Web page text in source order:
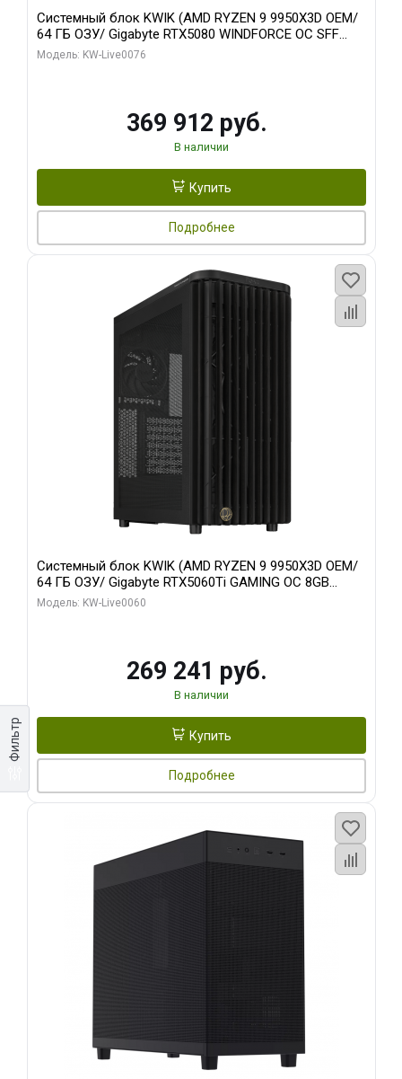
Фильтр
Системный блок KWIK (AMD RYZEN 9 9950X3D OEM/
64 ГБ ОЗУ/ Gigabyte RTX5080 WINDFORCE OC SFF
16GB GDDR7 256bit / 960 ГБ SSD)
Модель: KW-Live0076
369 912 руб.
В наличии
Купить
Подробнее
Системный блок KWIK (AMD RYZEN 9 9950X3D OEM/
64 ГБ ОЗУ/ Gigabyte RTX5060Ti GAMING OC 8GB
GDDR7 128bit 3xDP H/ 1 ТБ SSD)
Модель: KW-Live0060
269 241 руб.
В наличии
Купить
Подробнее